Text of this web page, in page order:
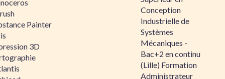
Painter
3D
Conception
Industrielle de
Systèmes
Mécaniques -
Bac+2 en continu
(Lille) Formation
Administrateur